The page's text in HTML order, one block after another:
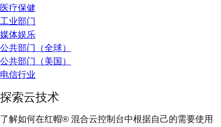
医疗保健
工业部门
媒体娱乐
公共部门（全球）
公共部门（美国）
电信行业
探索云技术
了解如何在红帽® 混合云控制台中根据自己的需要使用